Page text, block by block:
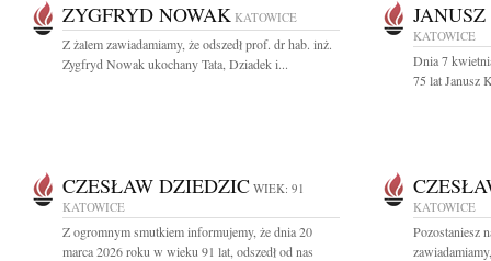
ZYGFRYD NOWAK KATOWICE
Z żalem zawiadamiamy, że odszedł prof. dr hab. inż.
Zygfryd Nowak ukochany Tata, Dziadek i...
KATOWICE
Dnia 7
75 lat Janusz
CZESŁAW DZIEDZIC WIEK: 91
KATOWICE
Z ogromnym smutkiem informujemy, że dnia 20
marca 2026 roku w wieku 91 lat, odszedł od nas
KATOWICE
Pozostaniesz